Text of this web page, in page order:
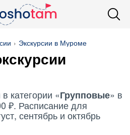
Экскурсии в Муроме
категории «Групповые» в
₽. Расписание для
сентябрь и октябрь